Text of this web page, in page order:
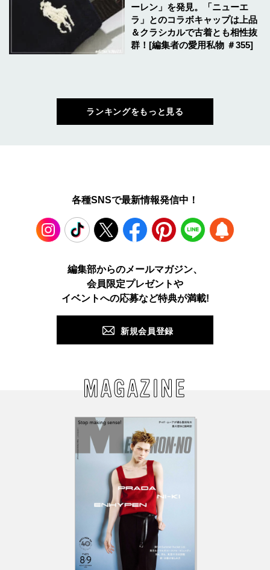
ーレン」を発見。「ニューエ
ラ」とのコラボキャップは上品
＆クラシカルで古着とも相性抜
群！[編集者の愛用私物 ＃355]
ランキングをもっと見る
各種SNSで最新情報発信中！
TikTok Facebook Pinterest LINE
編集部からのメールマガジン、
会員限定プレゼントや
イベントへの応募など特典が満載!
新規会員登録
MAGAZINE